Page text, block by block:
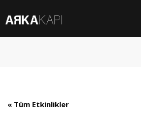
« Tüm Etkinlikler